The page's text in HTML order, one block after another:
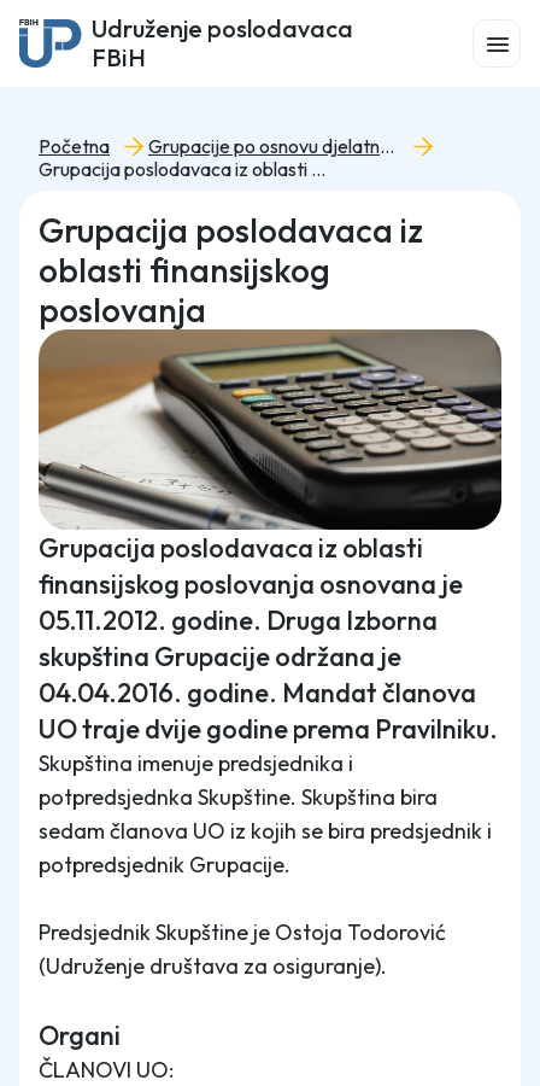
Udruženje poslodavaca
FBiH
Početna
Grupacije po osnovu djelatnosti
Grupacija poslodavaca iz oblasti finansijskog poslovanja
Grupacija poslodavaca iz
oblasti finansijskog
poslovanja
Grupacija poslodavaca iz oblasti
finansijskog poslovanja osnovana je
05.11.2012. godine. Druga Izborna
skupština Grupacije održana je
04.04.2016. godine. Mandat članova
UO traje dvije godine prema Pravilniku.
Skupština imenuje predsjednika i
potpredsjednka Skupštine. Skupština bira
sedam članova UO iz kojih se bira predsjednik i
potpredsjednik Grupacije.
Predsjednik Skupštine je Ostoja Todorović
(Udruženje društava za osiguranje).
Organi
ČLANOVI UO: